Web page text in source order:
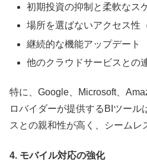
初期投資の抑制と柔軟なス
場所を選ばないアクセス性
継続的な機能アップデート
他のクラウドサービスとの
特に、Google、Microsoft、
ロバイダーが提供するBIツール
スとの親和性が高く、シームレ
4. モバイル対応の強化